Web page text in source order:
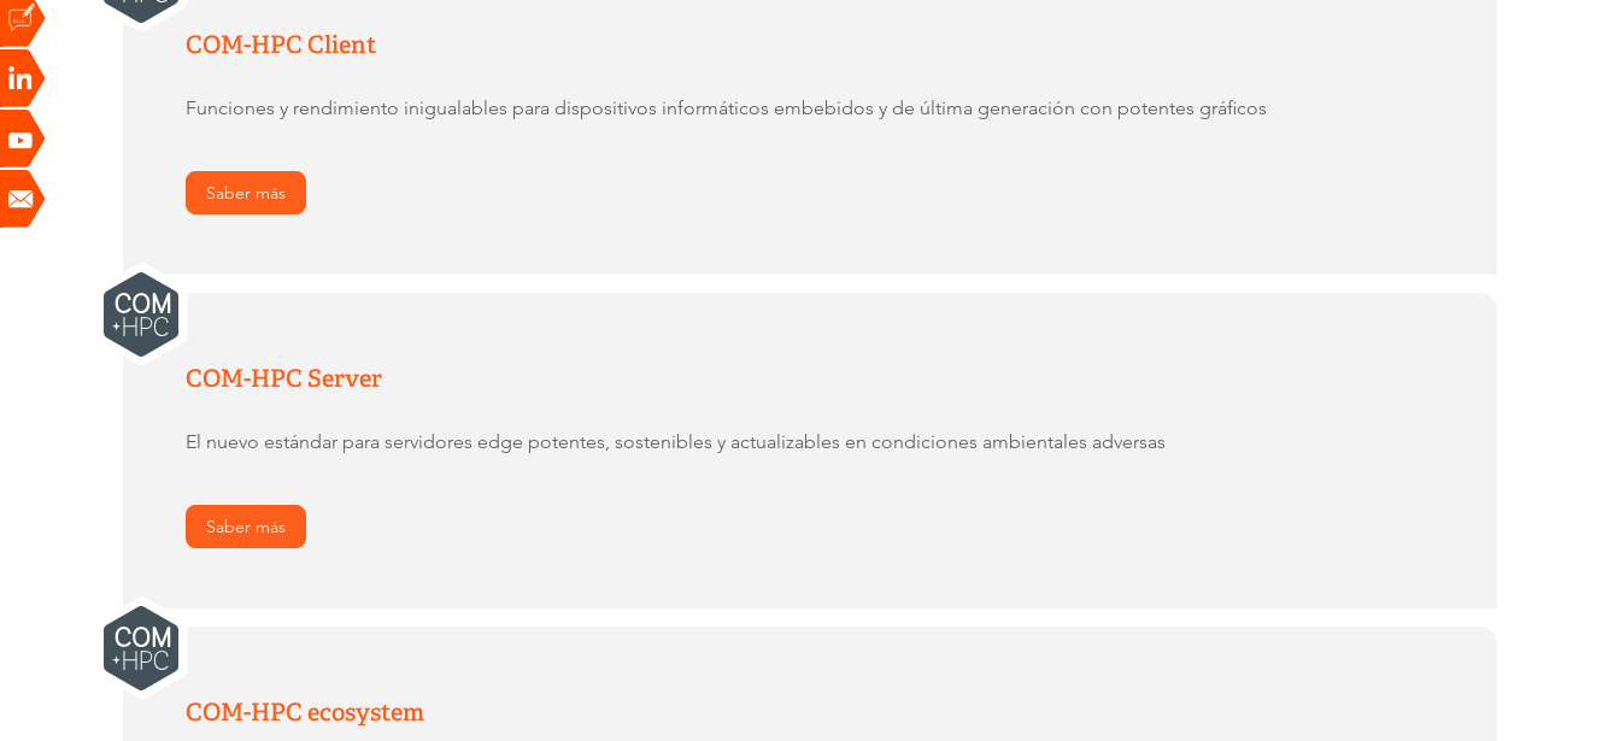
COM-HPC Client
Funciones y rendimiento inigualables para dispositivos informáticos embebidos y de última generación con potentes gráficos
Saber más
COM-HPC Server
El nuevo estándar para servidores edge potentes, sostenibles y actualizables en condiciones ambientales adversas
Saber más
COM-HPC ecosystem